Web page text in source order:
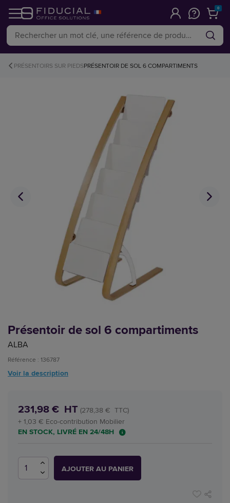
0
PRÉSENTOIRS SUR PIEDSPRÉSENTOIR DE SOL 6 COMPARTIMENTS
Présentoir de sol 6 compartiments
ALBA
Référence : 136787
Voir la description
231,98 € HT (278,38 € TTC)
+ 1,03 € Eco-contribution Mobilier
EN STOCK, LIVRÉ EN 24/48H
AJOUTER AU PANIER